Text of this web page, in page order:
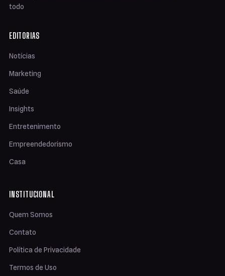
todo
EDITORIAS
Notícias
Marketing
Saúde
Insights
Entretenimento
Empreendedorismo
Casa
INSTITUCIONAL
Quem Somos
Contato
Política de Privacidade
Termos de Uso